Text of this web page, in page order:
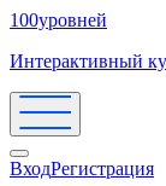
100уровней
Интерактивный
ВходРегистрация